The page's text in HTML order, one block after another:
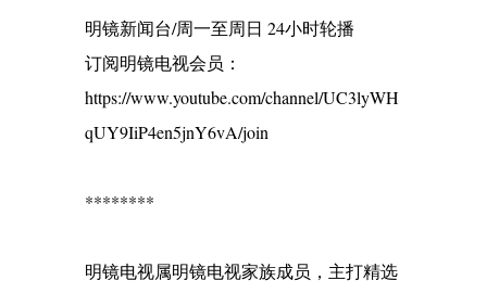
明镜新闻台/周一至周日 24小时轮播
订阅明镜电视会员：
https://www.youtube.com/channel/UC3lyWH
qUY9IiP4en5jnY6vA/join
********
明镜电视属明镜电视家族成员，主打精选